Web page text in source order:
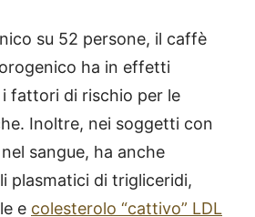
su 52 persone, il caffè
ha in effetti
fattori di rischio per le
Inoltre, nei soggetti con
sangue, ha anche
plasmatici di trigliceridi,
e colesterolo “cattivo” LDL